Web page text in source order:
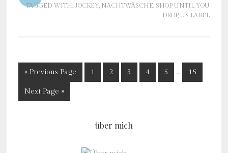
TAGGED WITH:JOCKEY, NACHTWÄSCHE, SHOP UNTIL YOU
DROP,US LABEL
« Previous Page 1 2 3 4 5 … 15
Next Page »
über mich